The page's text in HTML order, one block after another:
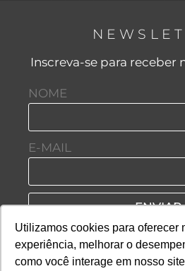
Utilizamos cookies para oferecer
experiência, melhorar o
como você interage em nosso
Inscreva-se para receber
NOME
E-MAIL
ENVIAR